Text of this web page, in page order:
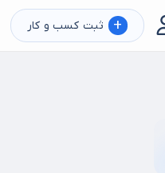
+ ثبت کسب و کار